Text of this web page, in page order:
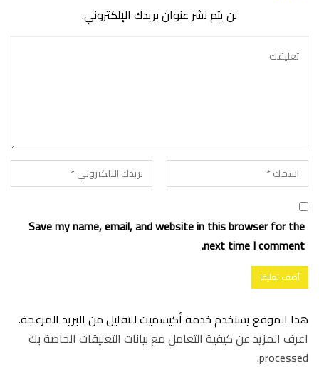
لن يتم نشر عنوان بريدك الإلكتروني.
Save my name, email, and website in this browser for the
next time I comment.
هذا الموقع يستخدم خدمة أكيسميت للتقليل من البريد المزعجة.
اعرف المزيد عن كيفية التعامل مع بيانات التعليقات الخاصة بك
processed
.